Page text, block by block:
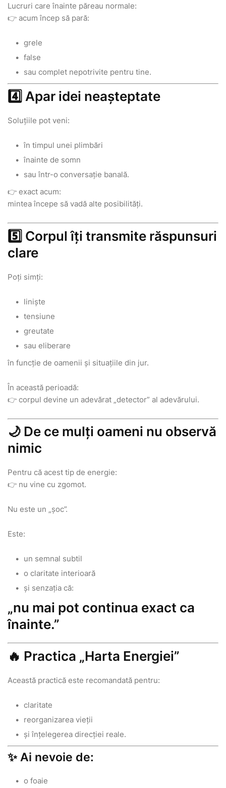
Lucruri care înainte păreau normale:
👉 acum încep să pară:
grele
false
sau complet nepotrivite pentru tine.
4️⃣ Apar idei neașteptate
Soluțiile pot veni:
în timpul unei plimbări
înainte de somn
sau într-o conversație banală.
👉 exact acum:
mintea începe să vadă alte posibilități.
5️⃣ Corpul îți transmite răspunsuri
clare
Poți simți:
liniște
tensiune
greutate
sau eliberare
în funcție de oamenii și situațiile din jur.
În această perioadă:
👉 corpul devine un adevărat „detector” al adevărului.
🌙 De ce mulți oameni nu observă
nimic
Pentru că acest tip de energie:
👉 nu vine cu zgomot.
Nu este un „șoc”.
Este:
un semnal subtil
o claritate interioară
și senzația că:
„nu mai pot continua exact ca
înainte.”
🔥 Practica „Harta Energiei”
Această practică este recomandată pentru:
claritate
reorganizarea vieții
și înțelegerea direcției reale.
✨ Ai nevoie de:
o foaie